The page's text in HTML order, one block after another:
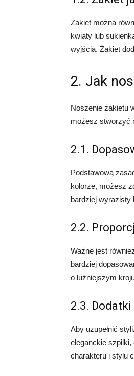
Żakiet można
kwiaty lub
wyjścia. Żakiet
2. Jak
Noszenie żakietu
możesz stworzyć
2.1.
Podstawową
kolorze, możesz
bardziej wyrazisty
2.2.
Ważne jest
bardziej
o luźniejszym
2.3. Dodatki
Aby uzupełnić
eleganckie szpilki,
charakteru i stylu